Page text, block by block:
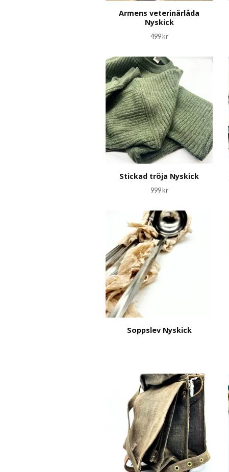
Armens veterinärlåda
Nyskick
499 kr
Stickad tröja Nyskick
999 kr
Soppslev Nyskick